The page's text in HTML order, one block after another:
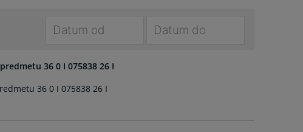
forward
interact
the
the
36 0 I 075838 26 I
36 0 I 075838 26 I